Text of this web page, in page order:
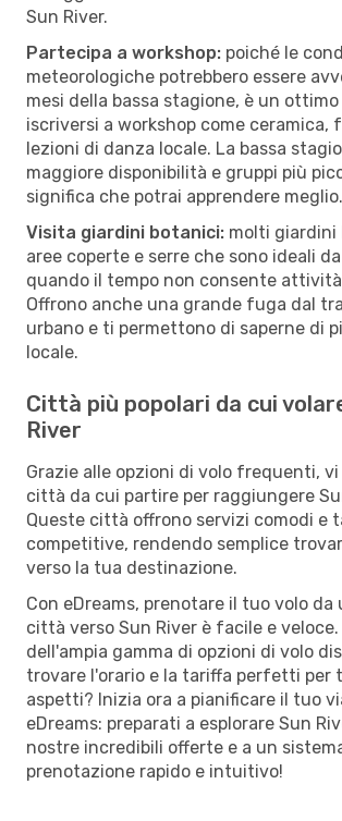
Sun River.
Partecipa a workshop: poiché le
meteorologiche potrebbero essere
mesi della bassa stagione, è un
iscriversi a workshop come ceramica,
lezioni di danza locale. La bassa
maggiore disponibilità e gruppi più
significa che potrai apprendere meglio.
Visita giardini botanici: molti giardini
aree coperte e serre che sono ideali
quando il tempo non consente
Offrono anche una grande fuga dal
urbano e ti permettono di saperne di
locale.
Città più popolari da cui
River
Grazie alle opzioni di volo frequenti,
città da cui partire per raggiungere
Queste città offrono servizi comodi e
competitive, rendendo semplice
verso la tua destinazione.
Con eDreams, prenotare il tuo volo
città verso Sun River è facile e
dell'ampia gamma di opzioni di volo
trovare l'orario e la tariffa perfetti per
aspetti? Inizia ora a pianificare il tuo
eDreams: preparati a esplorare Sun
nostre incredibili offerte e a un
prenotazione rapido e intuitivo!